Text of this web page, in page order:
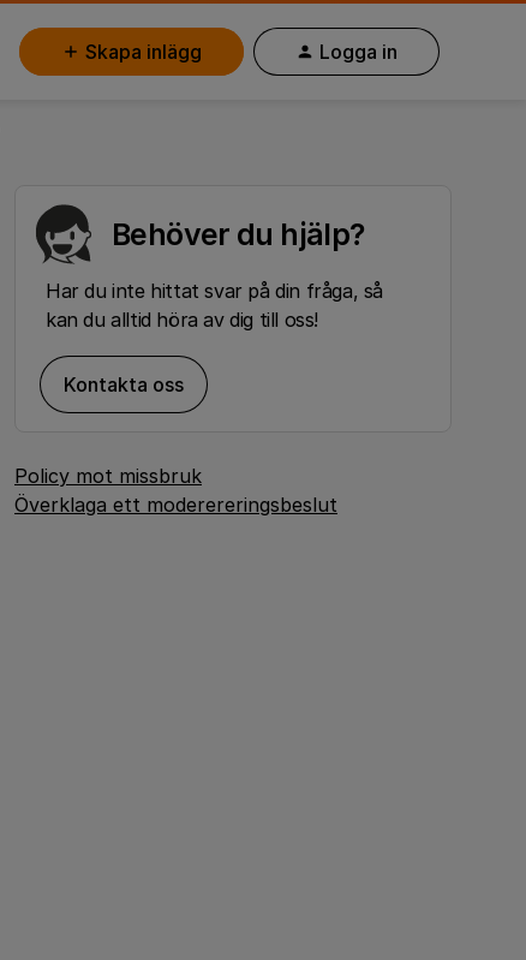
Skapa inlägg Logga in
Behöver du hjälp?
Har du inte hittat svar på din fråga, så
kan du alltid höra av dig till oss!
Kontakta oss
Policy mot missbruk
Överklaga ett moderereringsbeslut